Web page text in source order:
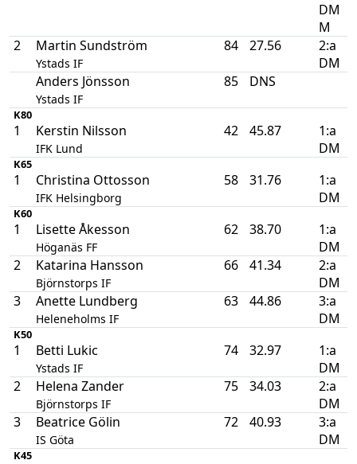
DM
M
2
Martin Sundström
Ystads IF
84 27.56
2:a
DM
Anders Jönsson
Ystads IF
85 DNS
K80
1 Kerstin Nilsson
IFK Lund
42 45.87
1:a
DM
K65
1 Christina Ottosson
IFK Helsingborg
58 31.76
1:a
DM
K60
1 Lisette Åkesson
Höganäs FF
62 38.70
1:a
DM
2
Katarina Hansson
Björnstorps IF
66 41.34
2:a
DM
3
Anette Lundberg
Heleneholms IF
63 44.86
3:a
DM
K50
1 Betti Lukic
Ystads IF
74 32.97
1:a
DM
2
Helena Zander
Björnstorps IF
75 34.03
2:a
DM
3
Beatrice Gölin
IS Göta
72 40.93
3:a
DM
K45